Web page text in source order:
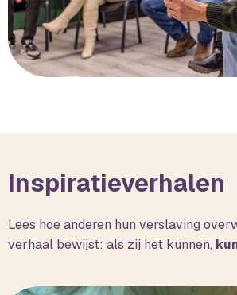
Inspiratieverhalen
Lees hoe anderen hun verslaving
verhaal bewijst: als zij het kunnen,